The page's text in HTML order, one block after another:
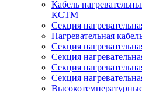
Кабель
КСТМ
Секция
Нагревательная
Секция
Секция
Секция
Секция